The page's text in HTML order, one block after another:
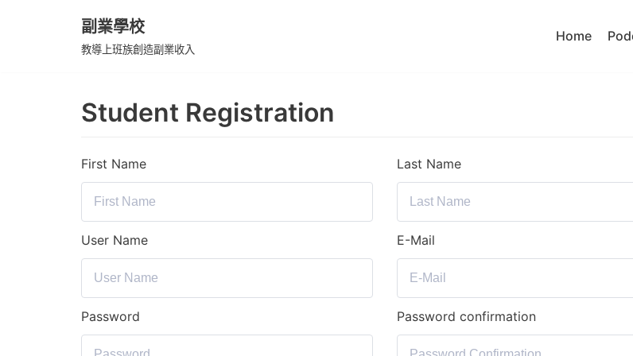
副業學校
教導上班族創造副業收入
Home
Student Registration
First Name Last Name
User Name E-Mail
Password Password confirmation